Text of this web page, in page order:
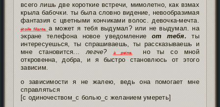
всего лишь две короткие встречи, мимолетно, как взмах
крыла бабочки. ты была словно видение, невообразимая
фантазия с цветными кончиками волос. девочка-мечта.
étoile filante. а может я тебя выдумал? или не выдумал. на
экране телефона новое уведомление от тебя. ты
интересуешься, ты спрашиваешь, ты рассказываешь и
мне становится...легче? à peine.
но ты со мной
откровенна, добра, и я быстро становлюсь от этого
зависим.
о зависимости я не жалею, ведь она помогает мне
справляться
[с одиночеством_с болью_с желанием умереть]